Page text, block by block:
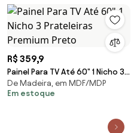
R$ 359,9
Painel Para TV Até 60" 1 Nicho 3
Prateleiras Premium Preto
De Madeira, em MDF/MDP
Em estoque